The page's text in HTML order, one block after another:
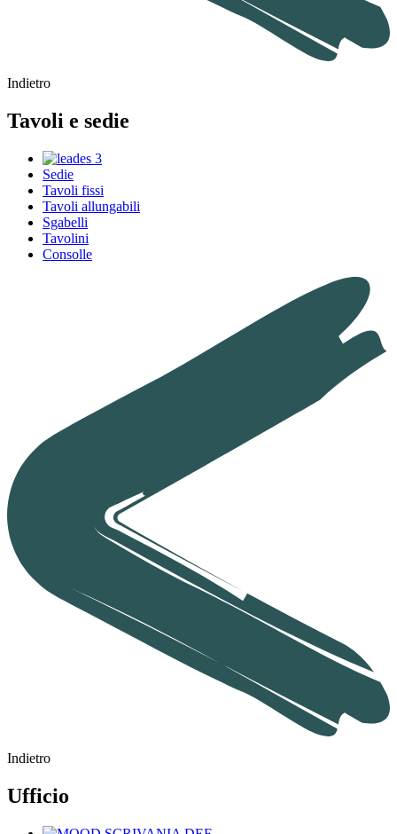
Indietro
Tavoli e sedie
Sedie
Tavoli fissi
Tavoli allungabili
Sgabelli
Tavolini
Consolle
Indietro
Ufficio